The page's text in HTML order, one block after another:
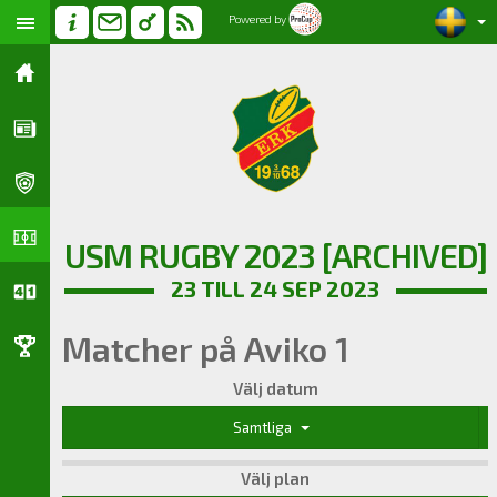
Powered by
USM RUGBY 2023 [ARCHIVED]
23 TILL 24 SEP 2023
Matcher på Aviko 1
Välj datum
Samtliga
Välj plan